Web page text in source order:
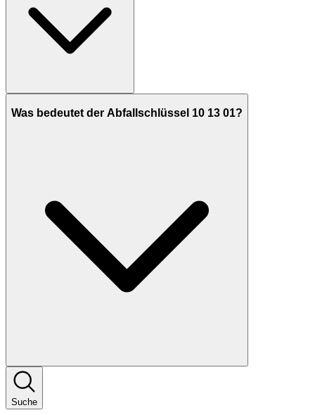
Was bedeutet der Abfallschlüssel 10 13 01?
Suche